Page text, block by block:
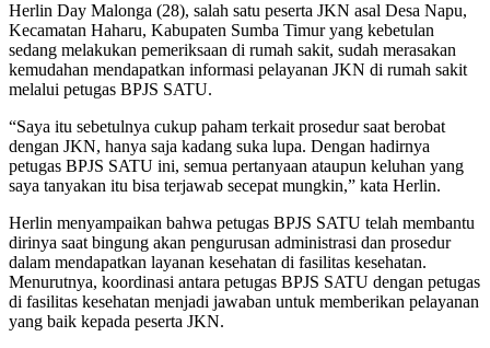
Herlin Day Malonga (28), salah satu peserta JKN asal Desa Napu,
Kecamatan Haharu, Kabupaten Sumba Timur yang kebetulan
sedang melakukan pemeriksaan di rumah sakit, sudah merasakan
kemudahan mendapatkan informasi pelayanan JKN di rumah sakit
melalui petugas BPJS SATU.
“Saya itu sebetulnya cukup paham terkait prosedur saat berobat
dengan JKN, hanya saja kadang suka lupa. Dengan hadirnya
petugas BPJS SATU ini, semua pertanyaan ataupun keluhan yang
saya tanyakan itu bisa terjawab secepat mungkin,” kata Herlin.
Herlin menyampaikan bahwa petugas BPJS SATU telah membantu
dirinya saat bingung akan pengurusan administrasi dan prosedur
dalam mendapatkan layanan kesehatan di fasilitas kesehatan.
Menurutnya, koordinasi antara petugas BPJS SATU dengan petugas
di fasilitas kesehatan menjadi jawaban untuk memberikan pelayanan
yang baik kepada peserta JKN.